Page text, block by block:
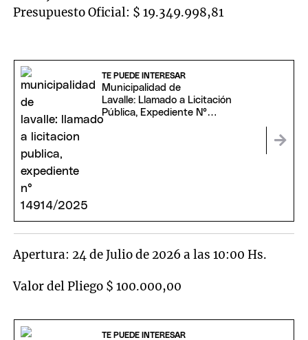
Presupuesto Oficial: $ 19.349.998,81
TE PUEDE INTERESAR
Municipalidad de
Lavalle: Llamado a Licitación
Pública, Expediente N°
14914/2025
Apertura: 24 de Julio de 2026 a las 10:00 Hs.
Valor del Pliego $ 100.000,00
TE PUEDE INTERESAR